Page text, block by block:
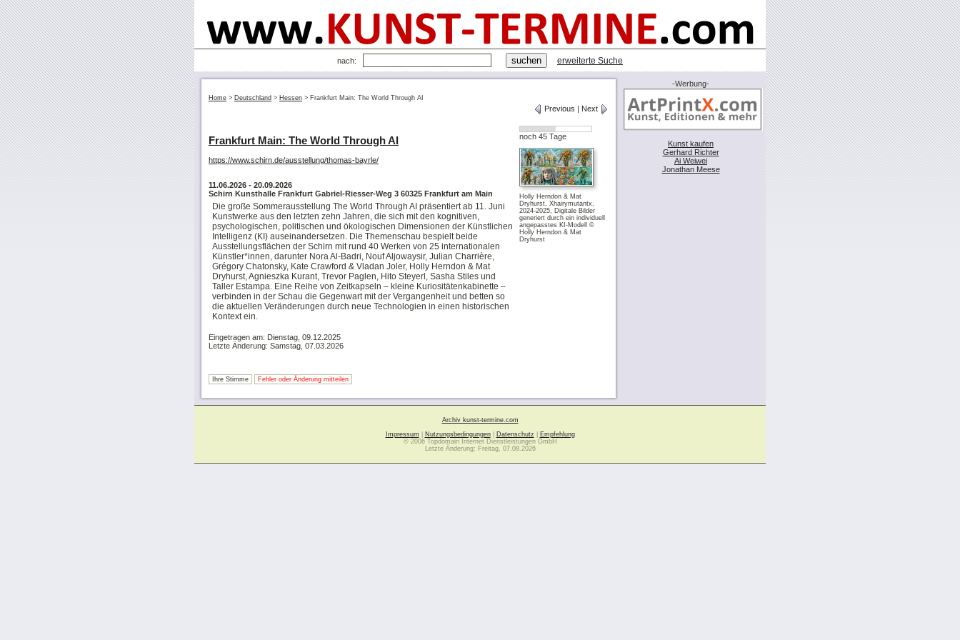
nach: erweiterte Suche
Home > Deutschland > Hessen > Frankfurt Main: The World Through AI
Previous | Next
noch 45 Tage
Holly Herndon & Mat
Dryhurst, Xhairymutantx,
2024-2025, Digitale Bilder
generiert durch ein individuell
angepasstes KI-Modell ©
Holly Herndon & Mat
Dryhurst
Frankfurt Main: The World Through AI
https://www.schirn.de/ausstellung/thomas-bayrle/
11.06.2026 - 20.09.2026
Schirn Kunsthalle Frankfurt Gabriel-Riesser-Weg 3 60325 Frankfurt am Main
Die große Sommerausstellung The World Through AI präsentiert ab 11. Juni
Kunstwerke aus den letzten zehn Jahren, die sich mit den kognitiven,
psychologischen, politischen und ökologischen Dimensionen der Künstlichen
Intelligenz (KI) auseinandersetzen. Die Themenschau bespielt beide
Ausstellungsflächen der Schirn mit rund 40 Werken von 25 internationalen
Künstler*innen, darunter Nora Al-Badri, Nouf Aljowaysir, Julian Charrière,
Grégory Chatonsky, Kate Crawford & Vladan Joler, Holly Herndon & Mat
Dryhurst, Agnieszka Kurant, Trevor Paglen, Hito Steyerl, Sasha Stiles und
Taller Estampa. Eine Reihe von Zeitkapseln – kleine Kuriositätenkabinette –
verbinden in der Schau die Gegenwart mit der Vergangenheit und betten so
die aktuellen Veränderungen durch neue Technologien in einen historischen
Kontext ein.
Eingetragen am: Dienstag, 09.12.2025
Letzte Änderung: Samstag, 07.03.2026
Ihre Stimme Fehler oder Änderung mitteilen
-Werbung-
Kunst kaufen
Gerhard Richter
Ai Weiwei
Jonathan Meese
Archiv kunst-termine.com
Impressum
Nutzungsbedingungen| Datenschutz
Empfehlung
© 2006 Topdomain Internet Dienstleistungen GmbH
Letzte Änderung: Freitag, 07.08.2026